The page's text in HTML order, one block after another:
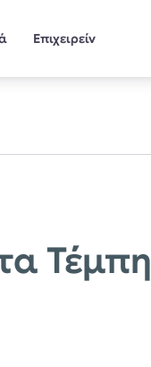
Επιχειρείν
Τέμπη